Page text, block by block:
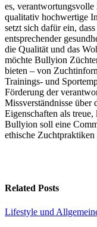
es,
qualitativ hochwertige
setzt sich dafür ein,
entsprechender
die Qualität und das
möchte Bullyion
bieten – von
Trainings- und
Förderung der
Missverständnisse über
Eigenschaften als
Bullyion soll eine
ethische Zuchtpraktiken
Related Posts
Lifestyle und